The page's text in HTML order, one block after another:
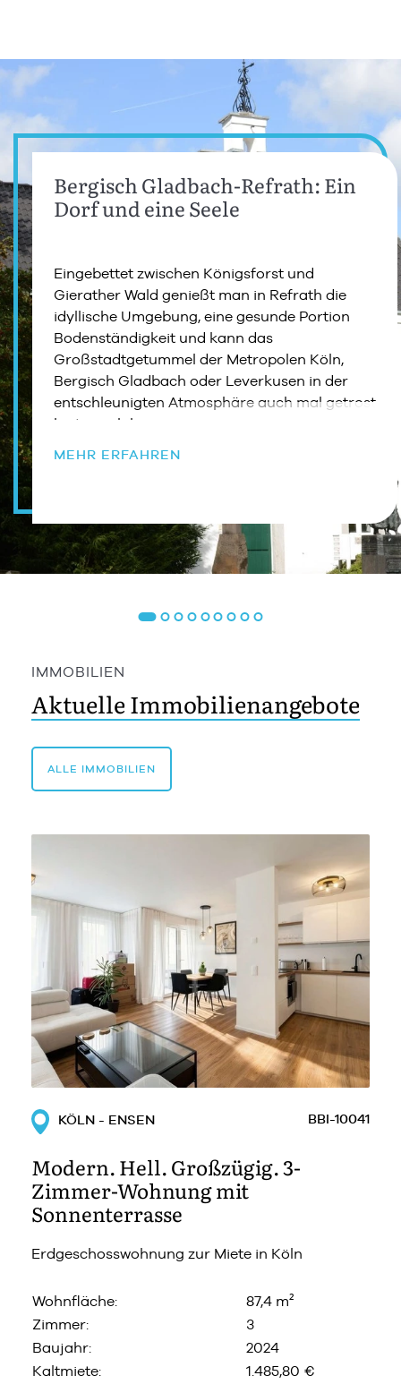
Bergisch Gladbach-Refrath: Ein
Dorf und eine Seele
Eingebettet zwischen Königsforst und
Gierather Wald genießt man in Refrath die
idyllische Umgebung, eine gesunde Portion
Bodenständigkeit und kann das
Großstadtgetummel der Metropolen Köln,
Bergisch Gladbach oder Leverkusen in der
entschleunigten Atmosphäre auch mal getrost
hinter sich lassen.
MEHR ERFAHREN
IMMOBILIEN
Aktuelle Immobilienangebote
ALLE IMMOBILIEN
KÖLN - ENSEN BBI-10041
Modern. Hell. Großzügig. 3-
Zimmer-Wohnung mit
Sonnenterrasse
Erdgeschosswohnung zur Miete in Köln
Wohnfläche:
87,4 m²
Zimmer:
3
Baujahr:
2024
Kaltmiete:
1.485,80 €